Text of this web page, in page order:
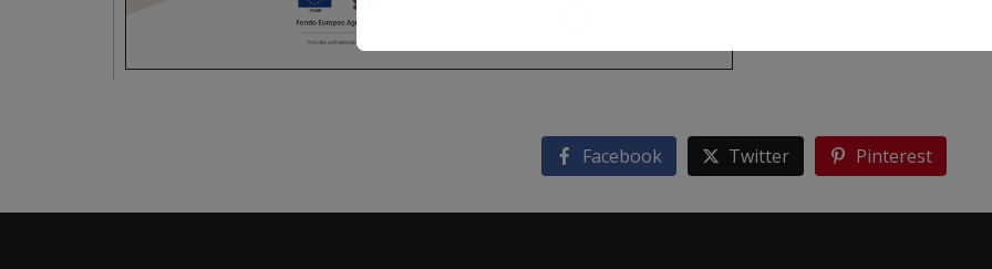
Facebook Twitter Pinterest